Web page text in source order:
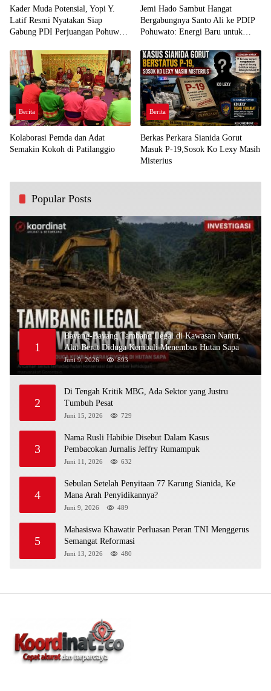
Kader Muda Potensial, Yopi Y.
Latif Resmi Nyatakan Siap
Gabung PDI Perjuangan Pohuwato
Jemi Hado Sambut Hangat
Bergabungnya Santo Ali ke PDIP
Pohuwato: Energi Baru untuk
Berita
Kolaborasi Pemda dan Adat
Semakin Kokoh di Patilanggio
Berita
Berkas Perkara Sianida Gorut
Masuk P-19,Sosok Ko Lexy Masih
Misterius
Popular Posts
1
Bayang-Bayang Tambang Ilegal di Kawasan Nantu,
Alat Berat Diduga Kembali Menembus Hutan Sapa
Juni 9, 2026 893
2
Di Tengah Kritik MBG, Ada Sektor yang Justru
Tumbuh Pesat
Juni 15, 2026 729
3
Nama Rusli Habibie Disebut Dalam Kasus
Pembacokan Jurnalis Jeffry Rumampuk
Juni 11, 2026 632
4
Sebulan Setelah Penyitaan 77 Karung Sianida, Ke
Mana Arah Penyidikannya?
Juni 9, 2026 489
5
Mahasiswa Khawatir Perluasan Peran TNI Menggerus
Semangat Reformasi
Juni 13, 2026 480